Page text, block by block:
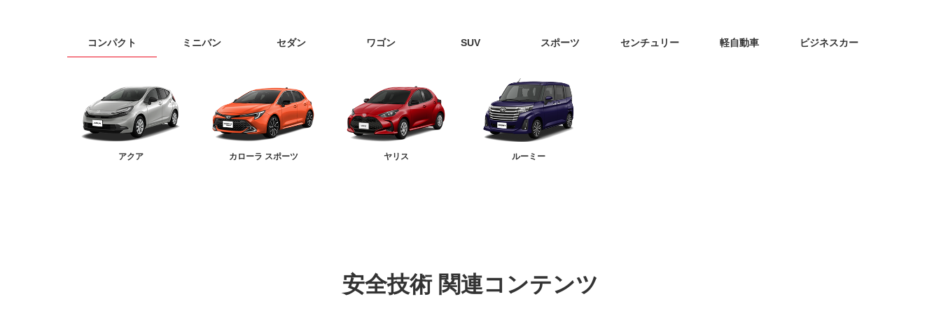
コンパクト ミニバン セダン ワゴン SUV スポーツ センチュリー 軽自動車 ビジネスカー
アクア カローラ スポーツ ヤリス ルーミー
安全技術 関連コンテンツ